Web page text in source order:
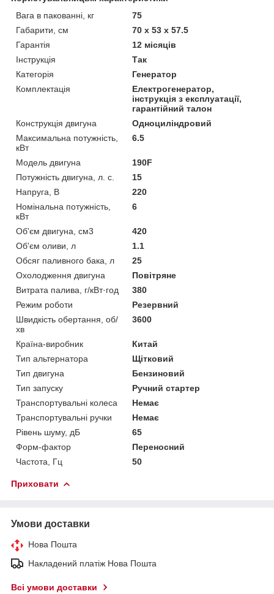
Вага в пакованні, кг
75
Габарити, см
70 х 53 х 57.5
Гарантія
12 місяців
Інструкція
Так
Категорія
Генератор
Комплектація
Електрогенератор,
інструкція з експлуатації,
гарантійний талон
Конструкція двигуна
Одноциліндровий
Максимальна потужність,
кВт
6.5
Модель двигуна
190F
Потужність двигуна, л. с.
15
Напруга, В
220
Номінальна потужність,
кВт
6
Об'єм двигуна, см3
420
Об'єм оливи, л
1.1
Обсяг паливного бака, л
25
Охолодження двигуна
Повітряне
Витрата палива, г/кВт·год
380
Режим роботи
Резервний
Швидкість обертання, об/
хв
3600
Країна-виробник
Китай
Тип альтернатора
Щітковий
Тип двигуна
Бензиновий
Тип запуску
Ручний стартер
Транспортувальні колеса
Немає
Транспортувальні ручки
Немає
Рівень шуму, дБ
65
Форм-фактор
Переносний
Частота, Гц
50
Приховати
Умови доставки
Нова Пошта
Накладений платіж Нова Пошта
Всі умови доставки